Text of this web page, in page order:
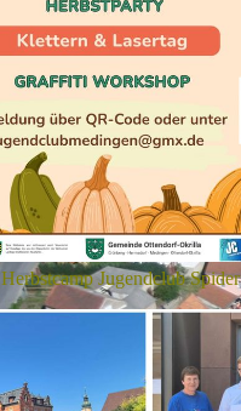
Herbstcamp Jugendclub Spider